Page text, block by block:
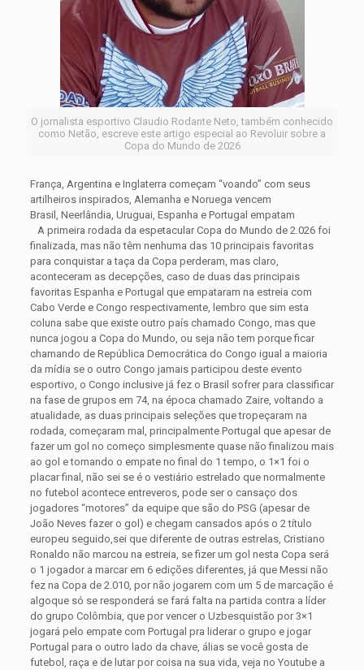
O jornalista esportivo Claudio Rodante Neto, também conhecido
como Netão, escreve este artigo especial ao Revoluir sobre a
Copa do Mundo de 2026
França, Argentina e Inglaterra começam “voando” com seus
artilheiros inspirados, Alemanha e Noruega vencem
Brasil, Neerlândia, Uruguai, Espanha e Portugal empatam
A primeira rodada da espetacular Copa do Mundo de 2.026 foi
finalizada, mas não têm nenhuma das 10 principais favoritas
para conquistar a taça da Copa perderam, mas claro,
aconteceram as decepções, caso de duas das principais
favoritas Espanha e Portugal que empataram na estreia com
Cabo Verde e Congo respectivamente, lembro que sim esta
coluna sabe que existe outro país chamado Congo, mas que
nunca jogou a Copa do Mundo, ou seja não tem porque ficar
chamando de República Democrática do Congo igual a maioria
da mídia se o outro Congo jamais participou deste evento
esportivo, o Congo inclusive já fez o Brasil sofrer para classificar
na fase de grupos em 74, na época chamado Zaire, voltando a
atualidade, as duas principais seleções que tropeçaram na
rodada, começaram mal, principalmente Portugal que apesar de
fazer um gol no começo simplesmente quase não finalizou mais
ao gol e tomando o empate no final do 1 tempo, o 1×1 foi o
placar final, não sei se é o vestiário estrelado que normalmente
no futebol acontece entreveros, pode ser o cansaço dos
jogadores “motores” da equipe que são do PSG (apesar de
João Neves fazer o gol) e chegam cansados após o 2 título
europeu seguido,sei que diferente de outras estrelas, Cristiano
Ronaldo não marcou na estreia, se fizer um gol nesta Copa será
o 1 jogador a marcar em 6 edições diferentes, já que Messi não
fez na Copa de 2.010, por não jogarem com um 5 de marcação é
algoque só se responderá se fará falta na partida contra a líder
do grupo Colômbia, que por vencer o Uzbesquistão por 3×1
jogará pelo empate com Portugal pra liderar o grupo e jogar
Portugal para o outro lado da chave, álias se você gosta de
futebol, raça e de lutar por coisa na sua vida, veja no Youtube a